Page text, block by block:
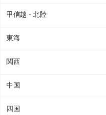
甲信越・北陸
東海
関西
中国
四国